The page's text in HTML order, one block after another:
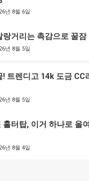
년 8월 6일
랑거리는 촉감으로 꿀잠
년 8월 5일
! 트렌디고 14k 도금 CC
년 8월 5일
터탑, 이거 하나로 올
년 8월 4일